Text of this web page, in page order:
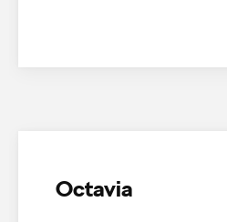
Octavia